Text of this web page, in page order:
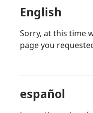
English
Sorry, at this time
page you
español